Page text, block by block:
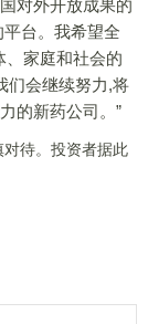
对外开放成果的
台。我希望全
家庭和社会的
们会继续努力,将
的新药公司。”
待。投资者据此